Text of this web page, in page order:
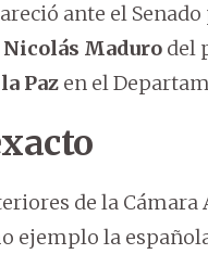
ante el
Nicolás Maduro del
Paz en el
de la Cámara
ejemplo la